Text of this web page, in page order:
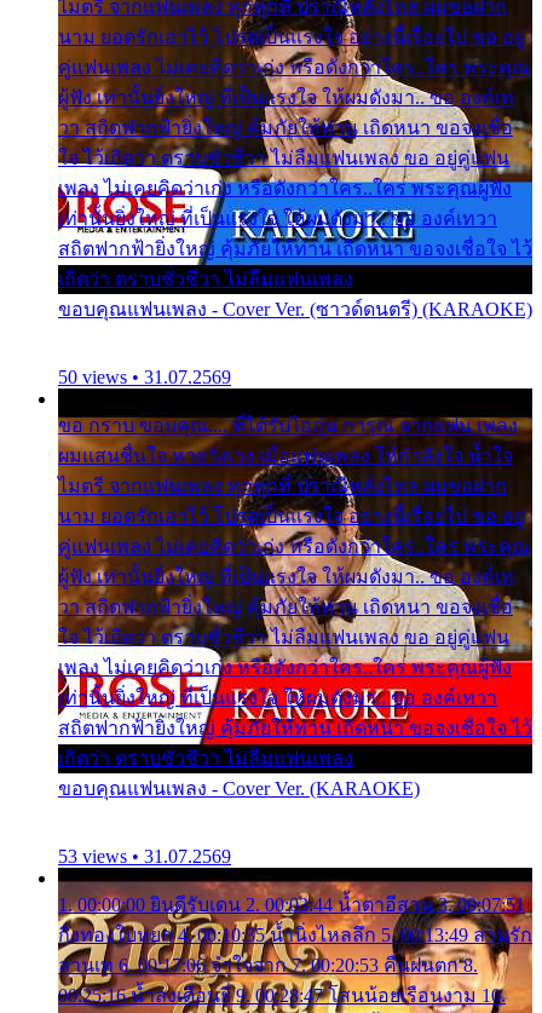
ไมตรี จากแฟนเพลง ทุกทุกที่ ปราณีหลั่งไหล ผมขอฝาก
นาม ยอดรักเอาไว้ โปรดเป็นแรงใจ อย่างนี้เรื่อยไป ขอ อยู่
คู่แฟนเพลง ไม่เคยคิดว่าเก่ง หรือดังกว่าใคร..ใคร พระคุณ
ผู้ฟัง เท่านั้นยิ่งใหญ่ ที่เป็นแรงใจ ให้ผมดังมา.. ขอ องค์เท
วา สถิตฟากฟ้ายิ่งใหญ่ คุ้มภัยให้ท่าน เถิดหนา ขอจงเชื่อ
ใจ ไว้เถิดว่า ตราบชั่วชีวา ไม่ลืมแฟนเพลง ขอ อยู่คู่แฟน
เพลง ไม่เคยคิดว่าเก่ง หรือดังกว่าใคร..ใคร พระคุณผู้ฟัง
เท่านั้นยิ่งใหญ่ ที่เป็นแรงใจ ให้ผมดังมา.. ขอ องค์เทวา
สถิตฟากฟ้ายิ่งใหญ่ คุ้มภัยให้ท่าน เถิดหนา ขอจงเชื่อใจ ไว้
เถิดว่า ตราบชั่วชีวา ไม่ลืมแฟนเพลง
ขอบคุณแฟนเพลง - Cover Ver. (ซาวด์ดนตรี) (KARAOKE)
50 views • 31.07.2569
ขอ กราบ ขอบคุณ.... ที่ได้รับไออุ่น การุณ จากแฟน เพลง
ผมแสนชื่นใจ หายวังเวง เมื่อแฟนเพลง ให้กำลังใจ น้ำใจ
ไมตรี จากแฟนเพลง ทุกทุกที่ ปราณีหลั่งไหล ผมขอฝาก
นาม ยอดรักเอาไว้ โปรดเป็นแรงใจ อย่างนี้เรื่อยไป ขอ อยู่
คู่แฟนเพลง ไม่เคยคิดว่าเก่ง หรือดังกว่าใคร..ใคร พระคุณ
ผู้ฟัง เท่านั้นยิ่งใหญ่ ที่เป็นแรงใจ ให้ผมดังมา.. ขอ องค์เท
วา สถิตฟากฟ้ายิ่งใหญ่ คุ้มภัยให้ท่าน เถิดหนา ขอจงเชื่อ
ใจ ไว้เถิดว่า ตราบชั่วชีวา ไม่ลืมแฟนเพลง ขอ อยู่คู่แฟน
เพลง ไม่เคยคิดว่าเก่ง หรือดังกว่าใคร..ใคร พระคุณผู้ฟัง
เท่านั้นยิ่งใหญ่ ที่เป็นแรงใจ ให้ผมดังมา.. ขอ องค์เทวา
สถิตฟากฟ้ายิ่งใหญ่ คุ้มภัยให้ท่าน เถิดหนา ขอจงเชื่อใจ ไว้
เถิดว่า ตราบชั่วชีวา ไม่ลืมแฟนเพลง
ขอบคุณแฟนเพลง - Cover Ver. (KARAOKE)
53 views • 31.07.2569
1. 00:00:00 ยินดีรับเดน 2. 00:03:44 น้ำตาอีสาน 3. 00:07:51
กิ่งทองใบหยก 4. 00:10:35 น้ำนิ่งไหลลึก 5. 00:13:49 ลานรัก
ลานเท 6. 00:17:06 จำใจจาก 7. 00:20:53 คืนฝนตก 8.
00:25:16 น้ำลงเดือนยี่ 9. 00:28:47 โสนน้อยเรือนงาม 10.